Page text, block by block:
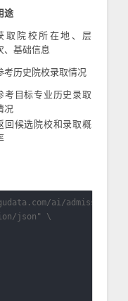
途
取院校所在地、层
、基础信息
考历史院校录取情况
考目标专业历史录取
况
回候选院校和录取概
ai/admission/
json" \